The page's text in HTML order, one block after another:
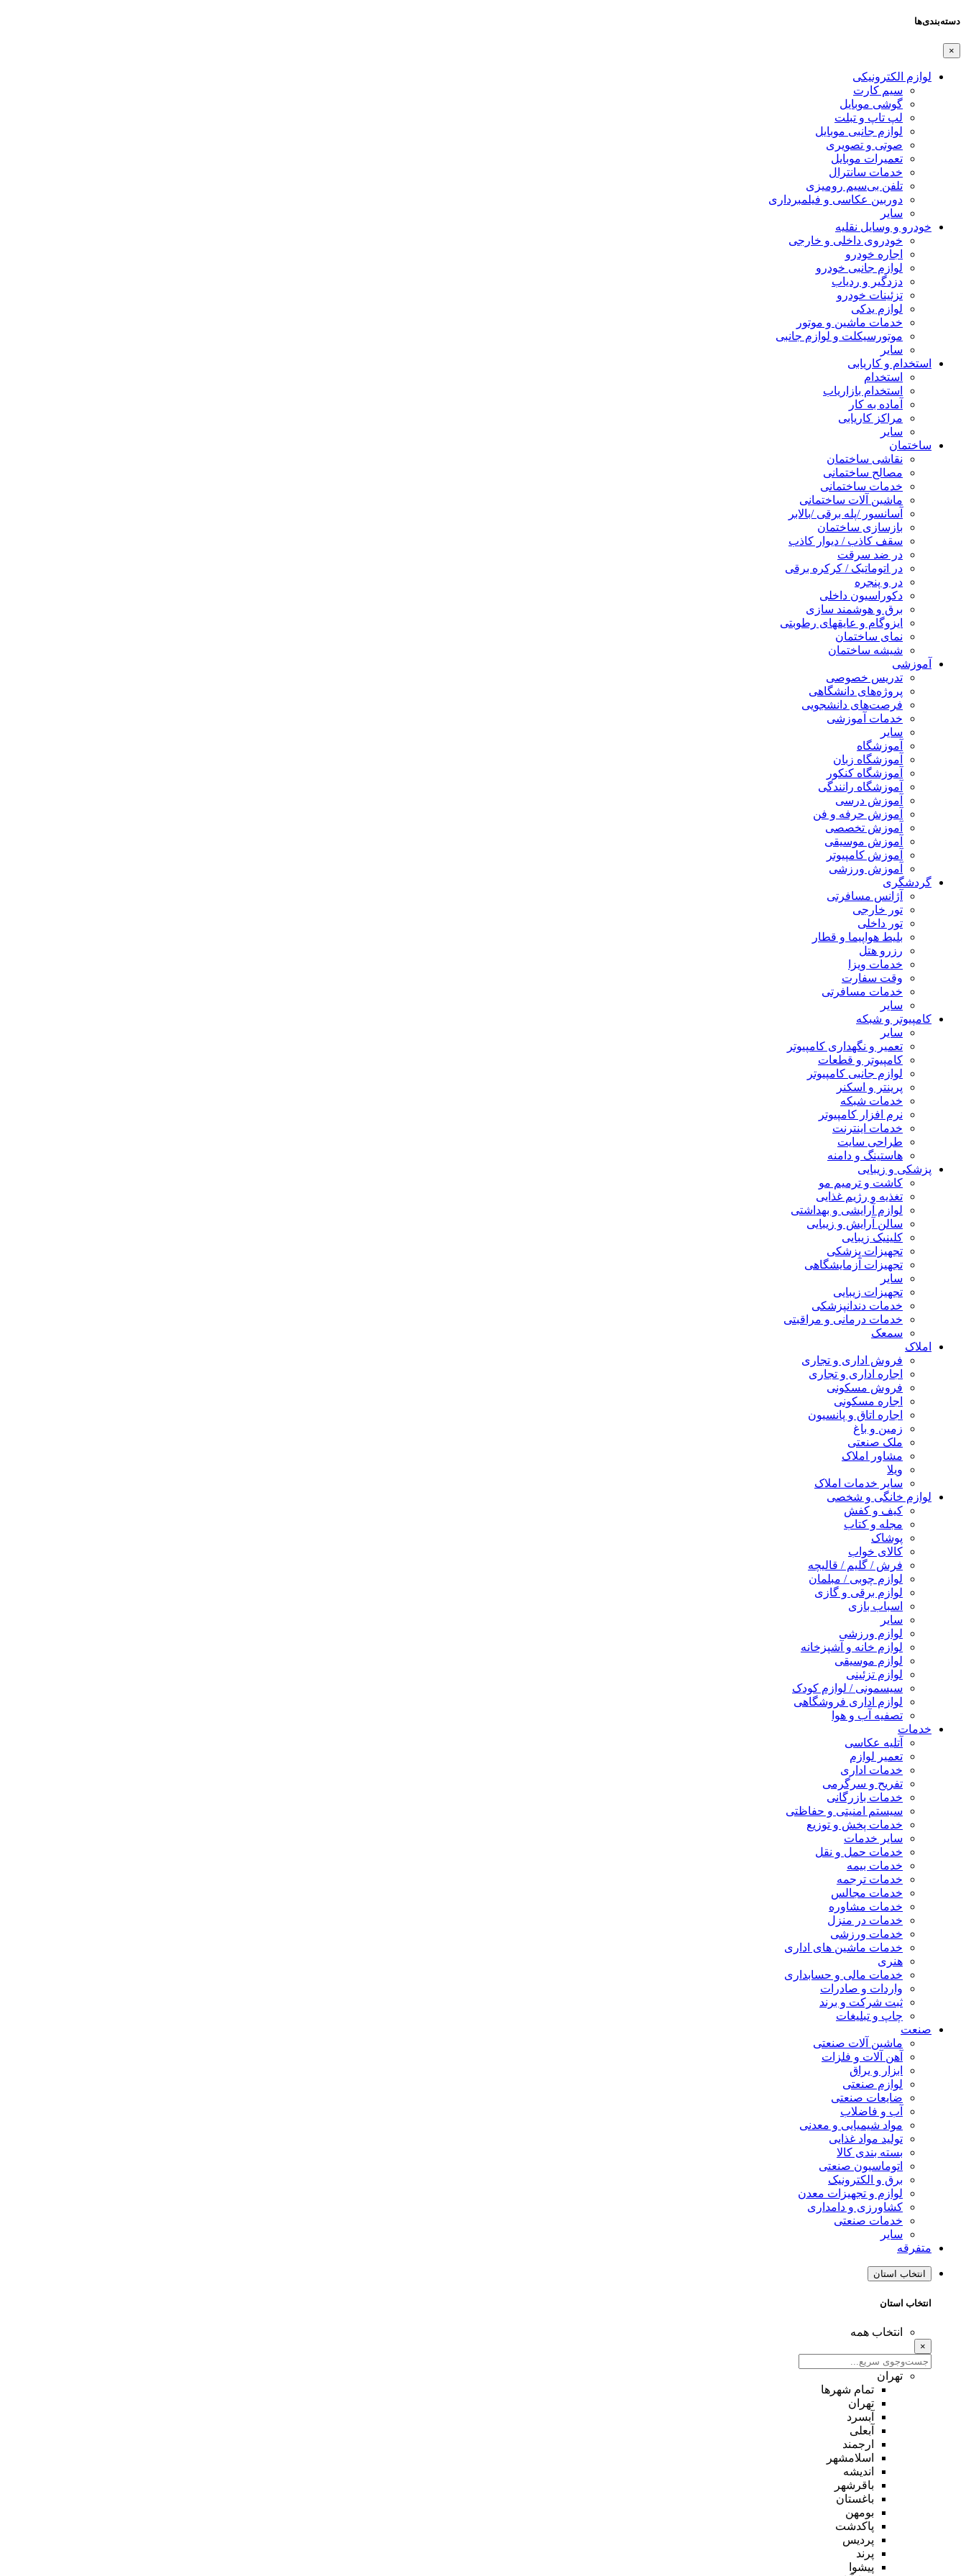
دسته‌بندی‌ها
×
لوازم الکترونیکی
سیم کارت
گوشی موبایل
لپ تاپ و تبلت
لوازم جانبی موبایل
صوتی و تصویری
تعمیرات موبایل
خدمات سانترال
تلفن بی‌سیم رومیزی
دوربین عکاسی و فیلمبرداری
سایر
خودرو و وسایل نقلیه
خودروی داخلی و خارجی
اجاره خودرو
لوازم جانبی خودرو
دزدگیر و ردیاب
تزئینات خودرو
لوازم یدکی
خدمات ماشین و موتور
موتورسیکلت و لوازم جانبی
سایر
استخدام و کاریابی
استخدام
استخدام بازاریاب
آماده به کار
مراکز کاریابی
سایر
ساختمان
نقاشی ساختمان
مصالح ساختمانی
خدمات ساختمانی
ماشین آلات ساختمانی
آسانسور /پله برقی /بالابر
بازسازی ساختمان
سقف کاذب / دیوار کاذب
در ضد سرقت
در اتوماتیک / کرکره برقی
در و پنجره
دکوراسیون داخلی
برق و هوشمند سازی
ایزوگام و عایقهای رطوبتی
نمای ساختمان
شیشه ساختمان
آموزشی
تدریس خصوصی
پروژه‌های دانشگاهی
فرصت‌های دانشجویی
خدمات آموزشی
سایر
آموزشگاه
آموزشگاه زبان
آموزشگاه کنکور
آموزشگاه رانندگی
آموزش درسی
آموزش حرفه و فن
آموزش تخصصی
آموزش موسیقی
آموزش کامپیوتر
آموزش ورزشی
گردشگری
آژانس مسافرتی
تور خارجی
تور داخلی
بلیط هواپیما و قطار
رزرو هتل
خدمات ویزا
وقت سفارت
خدمات مسافرتی
سایر
کامپیوتر و شبکه
سایر
تعمیر و نگهداری کامپیوتر
کامپیوتر و قطعات
لوازم جانبی کامپیوتر
پرینتر و اسکنر
خدمات شبکه
نرم افزار کامپیوتر
خدمات اینترنت
طراحی سایت
هاستینگ و دامنه
پزشکی و زیبایی
کاشت و ترمیم مو
تغذیه و رژیم غذایی
لوازم آرایشی و بهداشتی
سالن آرایش و زیبایی
کلینیک زیبایی
تجهیزات پزشکی
تجهیزات آزمایشگاهی
سایر
تجهیزات زیبایی
خدمات دندانپزشکی
خدمات درمانی و مراقبتی
سمعک
املاک
فروش اداری و تجاری
اجاره اداری و تجاری
فروش مسکونی
اجاره مسکونی
اجاره اتاق و پانسیون
زمین و باغ
ملک صنعتی
مشاور املاک
ویلا
سایر خدمات املاک
لوازم خانگی و شخصی
کیف و کفش
مجله و کتاب
پوشاک
کالای خواب
فرش / گلیم / قالیچه
لوازم چوبی / مبلمان
لوازم برقی و گازی
اسباب بازی
سایر
لوازم ورزشی
لوازم خانه و آشپزخانه
لوازم موسیقی
لوازم تزئینی
سیسمونی / لوازم کودک
لوازم اداری فروشگاهی
تصفیه آب و هوا
خدمات
آتلیه عکاسی
تعمیر لوازم
خدمات اداری
تفریح و سرگرمی
خدمات بازرگانی
سیستم امنیتی و حفاظتی
خدمات پخش و توزیع
سایر خدمات
خدمات حمل و نقل
خدمات بیمه
خدمات ترجمه
خدمات مجالس
خدمات مشاوره
خدمات در منزل
خدمات ورزشی
خدمات ماشین های اداری
هنری
خدمات مالی و حسابداری
واردات و صادرات
ثبت شرکت و برند
چاپ و تبلیغات
صنعت
ماشین آلات صنعتی
آهن آلات و فلزات
ابزار و یراق
لوازم صنعتی
ضایعات صنعتی
آب و فاضلاب
مواد شیمیایی و معدنی
تولید مواد غذایی
بسته بندی کالا
اتوماسیون صنعتی
برق و الکترونیک
لوازم و تجهیزات معدن
کشاورزی و دامداری
خدمات صنعتی
سایر
متفرقه
انتخاب استان
انتخاب استان
انتخاب همه
×
تهران
تمام شهر‌ها
تهران
آبسرد
آبعلی
ارجمند
اسلامشهر
اندیشه
باقرشهر
باغستان
بومهن
پاکدشت
پردیس
پرند
پیشوا